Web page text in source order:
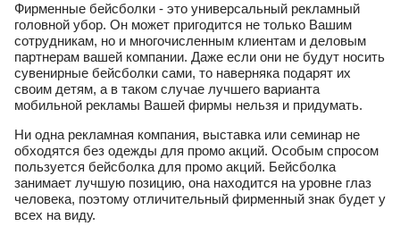
Фирменные бейсболки - это универсальный рекламный
головной убор. Он может пригодится не только Вашим
сотрудникам, но и многочисленным клиентам и деловым
партнерам вашей компании. Даже если они не будут носить
сувенирные бейсболки сами, то наверняка подарят их
своим детям, а в таком случае лучшего варианта
мобильной рекламы Вашей фирмы нельзя и придумать.
Ни одна рекламная компания, выставка или семинар не
обходятся без одежды для промо акций. Особым спросом
пользуется бейсболка для промо акций. Бейсболка
занимает лучшую позицию, она находится на уровне глаз
человека, поэтому отличительный фирменный знак будет у
всех на виду.